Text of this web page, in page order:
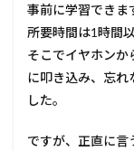
事前に学習できま
所要時間は1時間以
そこでイヤホンか
に叩き込み、忘れ
した。
ですが、正直に言